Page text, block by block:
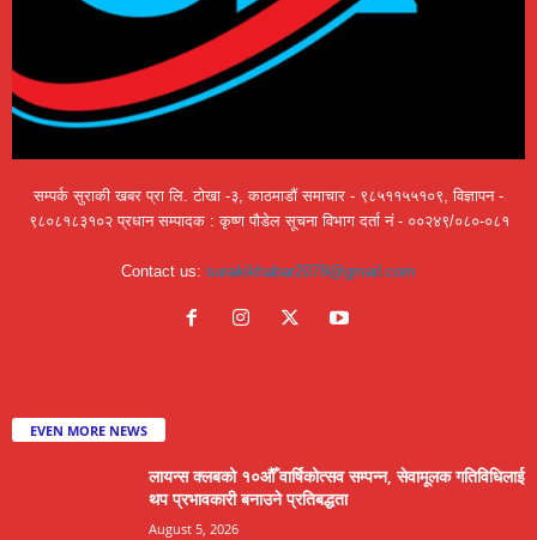
सम्पर्क सुराकी खबर प्रा लि. टोखा -३, काठमाडौं समाचार - ९८५११५५१०९, विज्ञापन -
९८०८१८३१०२ प्रधान सम्पादक : कृष्ण पौडेल सूचना विभाग दर्ता नं - ००२४९/०८०-०८१
Contact us: surakikhabar2078@gmail.com
EVEN MORE NEWS
लायन्स क्लबको १०औँ वार्षिकोत्सव सम्पन्न, सेवामूलक गतिविधिलाई
थप प्रभावकारी बनाउने प्रतिबद्धता
August 5, 2026